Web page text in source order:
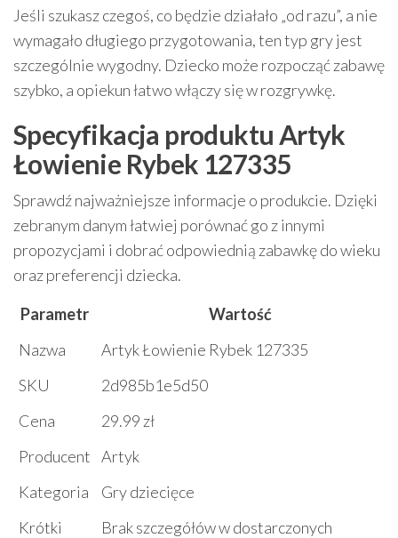
Jeśli szukasz czegoś, co będzie działało „od razu”, a nie
wymagało długiego przygotowania, ten typ gry jest
szczególnie wygodny. Dziecko może rozpocząć zabawę
szybko, a opiekun łatwo włączy się w rozgrywkę.
Specyfikacja produktu Artyk
Łowienie Rybek 127335
Sprawdź najważniejsze informacje o produkcie. Dzięki
zebranym danym łatwiej porównać go z innymi
propozycjami i dobrać odpowiednią zabawkę do wieku
oraz preferencji dziecka.
Parametr
Wartość
Nazwa
Artyk Łowienie Rybek 127335
SKU
2d985b1e5d50
Cena
29.99 zł
Producent Artyk
Kategoria
Gry dziecięce
Krótki
Brak szczegółów w dostarczonych